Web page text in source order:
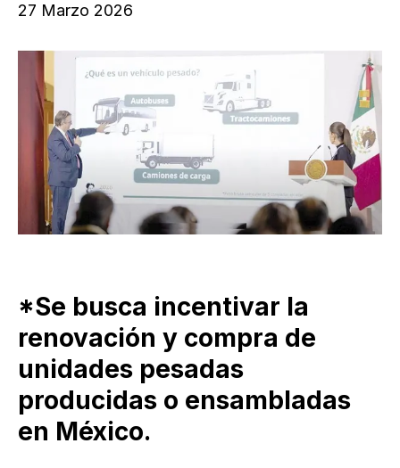
27 Marzo 2026
*Se busca incentivar la
renovación y compra de
unidades pesadas
producidas o ensambladas
en México.